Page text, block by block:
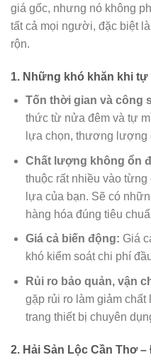
giá gốc, nhưng nó không
tất cả mọi người, đặc biệt
rộn.
1. Những khó khăn khi
Tốn thời gian và công
thức từ nửa đêm và tự
lựa chọn, thương lượng
Chất lượng không ổn
thuộc rất nhiều vào
lựa của bạn. Sẽ có
hàng hóa đúng tiêu
Giá cả biến động: Giá
khó kiểm soát chi phí
Rủi ro bảo quản, vận
gặp rủi ro làm giảm
trang thiết bị chuyên
2. Hải Sản Lộc Cần Thơ